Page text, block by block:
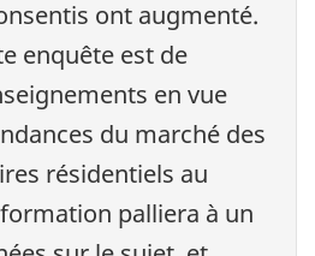
ont augmenté.
enquête est de
en vue
du marché des
résidentiels au
palliera à un